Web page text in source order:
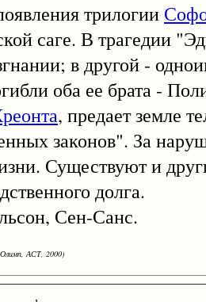
трилогии
саге. В трагедии
в другой -
оба ее брата -
, предает земле
законов". За
Существуют и
долга.
Сен-Санс.
АСТ, 2000)